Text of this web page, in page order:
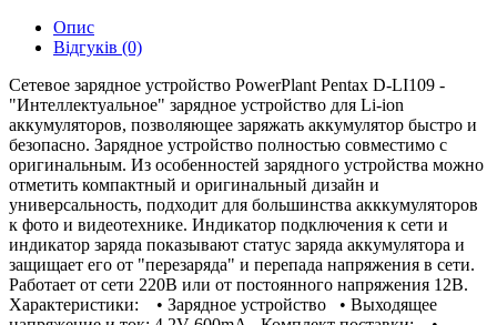
Опис
Відгуків (0)
Сетевое зарядное устройство PowerPlant Pentax D-LI109 -
"Интеллектуальное" зарядное устройство для Li-ion
аккумуляторов, позволяющее заряжать аккумулятор быстро и
безопасно. Зарядное устройство полностью совместимо с
оригинальным. Из особенностей зарядного устройства можно
отметить компактный и оригинальный дизайн и
универсальность, подходит для большинства акккумуляторов
к фото и видеотехнике. Индикатор подключения к сети и
индикатор заряда показывают статус заряда аккумулятора и
защищает его от "перезаряда" и перепада напряжения в сети.
Работает от сети 220В или от постоянного напряжения 12В.
Характеристики: • Зарядное устройство • Выходящее